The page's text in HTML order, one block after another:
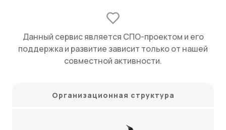
Данный сервис является СПО-проектом и его
поддержка и развитие зависит только от нашей
совместной активности.
Организационная структура